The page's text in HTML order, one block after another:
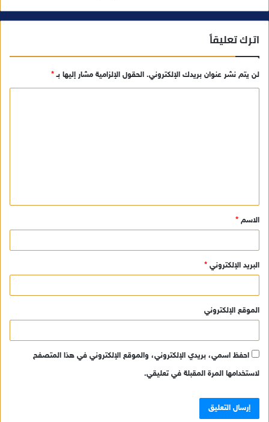
اترك تعليقاً
لن يتم نشر عنوان بريدك الإلكتروني. الحقول الإلزامية مشار إليها بـ*
ق
*
الاسم *
البريد الإلكتروني *
الموقع الإلكتروني
احفظ اسمي، بريدي الإلكتروني، والموقع الإلكتروني في هذا المتصفح
لاستخدامها المرة المقبلة في تعليقي.